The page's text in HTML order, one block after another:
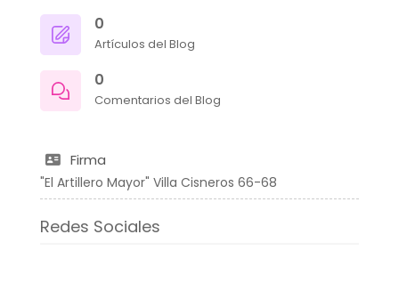
0
Artículos del Blog
0
Comentarios del Blog
Firma
"El Artillero Mayor" Villa Cisneros 66-68
Redes Sociales